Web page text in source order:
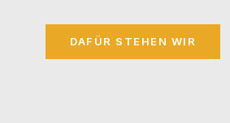
DAFÜR STE­HEN WIR